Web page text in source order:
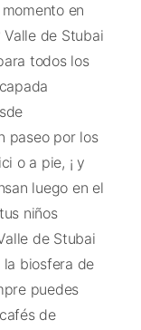
en
de Stubai
todos los
paseo por los
o a pie, ¡ y
luego en el
niños
de Stubai
biosfera de
puedes
de